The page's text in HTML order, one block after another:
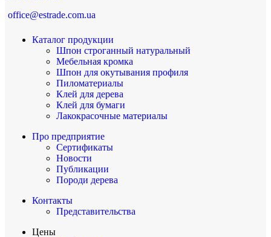
office@estrade.com.ua
Каталог продукции
Шпон строганный натуральный
Мебельная кромка
Шпон для окутывания профиля
Пиломатериалы
Клей для дерева
Клей для бумаги
Лакокрасочные материалы
Про предприятие
Сертификаты
Новости
Публикации
Породи дерева
Контакты
Представительства
Цены